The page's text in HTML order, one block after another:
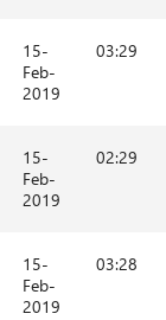
15-
Feb-
2019
03:29
15-
Feb-
2019
02:29
15-
Feb-
2019
03:28